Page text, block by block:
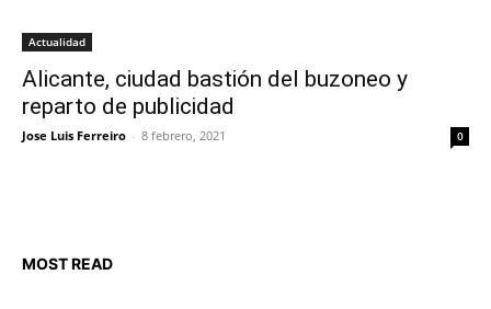
Actualidad
Alicante, ciudad bastión del buzoneo y
reparto de publicidad
Jose Luis Ferreiro - 8 febrero, 2021 0
MOST READ